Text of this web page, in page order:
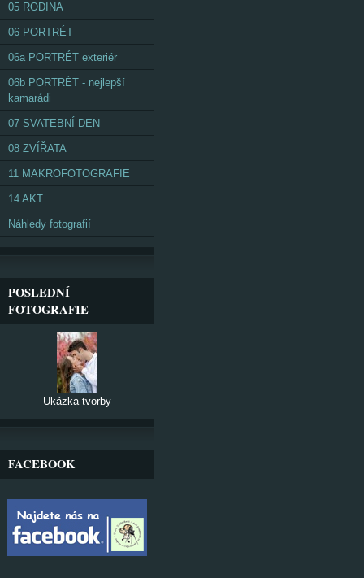
05 RODINA
06 PORTRÉT
06a PORTRÉT exteriér
06b PORTRÉT - nejlepší
kamarádi
07 SVATEBNÍ DEN
08 ZVÍŘATA
11 MAKROFOTOGRAFIE
14 AKT
Náhledy fotografií
POSLEDNÍ
FOTOGRAFIE
Ukázka tvorby
FACEBOOK